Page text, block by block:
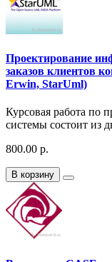
Проектирование
заказов клиентов
Erwin, StarUml)
Курсовая работа по
системы состоит из
800.00 р.
В корзину